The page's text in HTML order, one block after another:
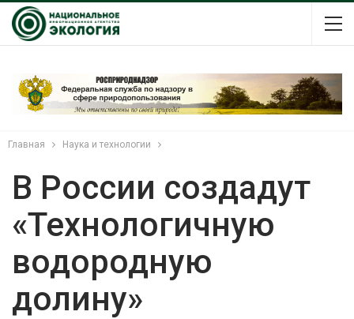
Главная Наука и технологии
В России создадут
«Технологичную
водородную
долину»